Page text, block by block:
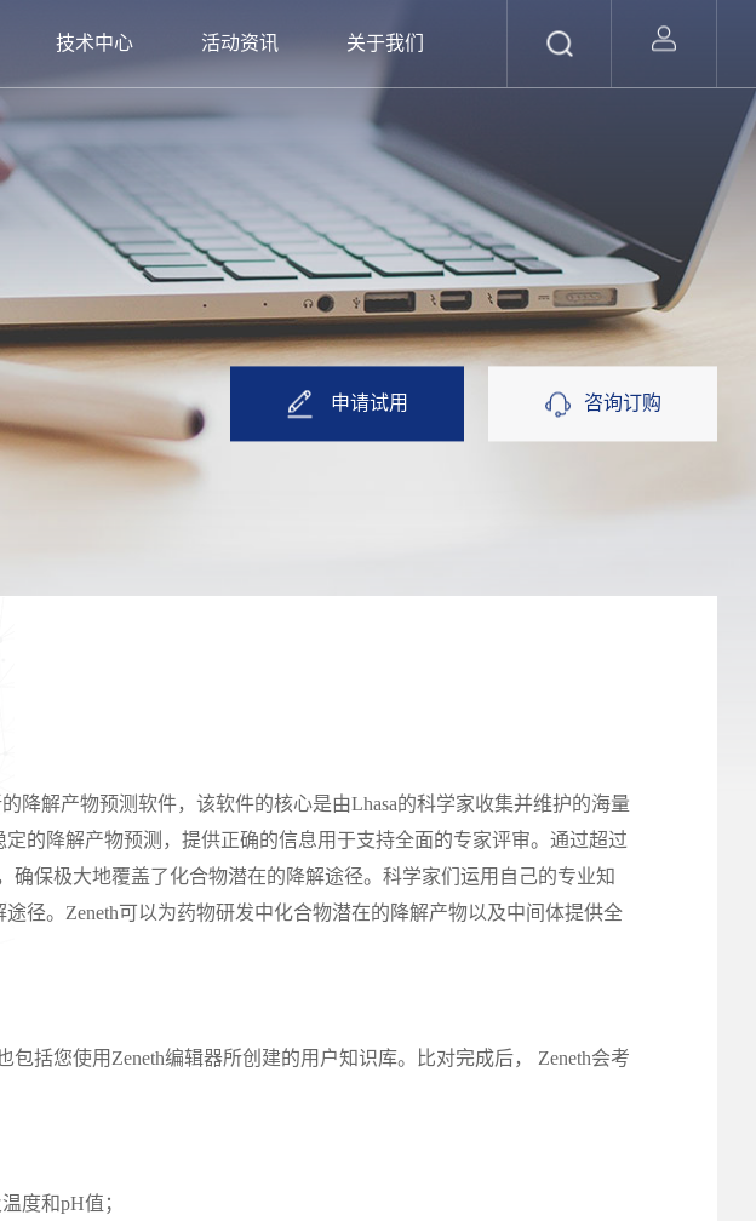
技术中心 活动资讯 关于我们
咨询订购
申请试用
降解产物预测软件，该软件的核心是由Lhasa的科学家收集并维护的海量
的降解产物预测，提供正确的信息用于支持全面的专家评审。通过超过
确保极大地覆盖了化合物潜在的降解途径。科学家们运用自己的专业知
径。Zeneth可以为药物研发中化合物潜在的降解产物以及中间体提供全
括您使用Zeneth编辑器所创建的用户知识库。比对完成后， Zeneth会考
度和pH值；